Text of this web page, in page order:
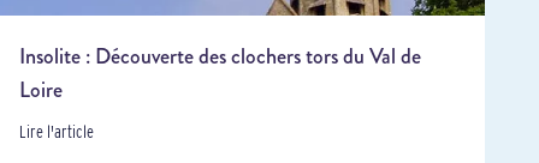
Insolite : Découverte des clochers tors du Val de
Loire
Lire l'article